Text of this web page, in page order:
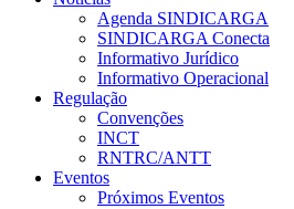
Agenda SINDICARGA
SINDICARGA Conecta
Informativo Jurídico
Informativo Operacional
Regulação
Convenções
INCT
RNTRC/ANTT
Eventos
Próximos Eventos